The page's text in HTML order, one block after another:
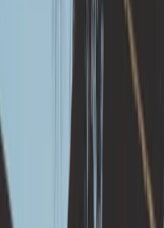
les
séparatif
(diamètre de 100 à 200
minimale de 1%.
communal ou
à la parcelle éloignée
auprès du